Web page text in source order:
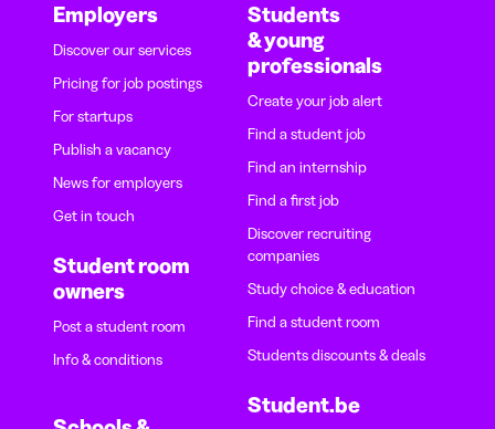
Employers
Discover our services
Pricing for job postings
For startups
Publish a vacancy
News for employers
Get in touch
Student room
owners
Post a student room
Info & conditions
Students
& young
professionals
Create your job alert
Find a student job
Find an internship
Find a first job
Discover recruiting
companies
Study choice & education
Find a student room
Students discounts & deals
Student.be